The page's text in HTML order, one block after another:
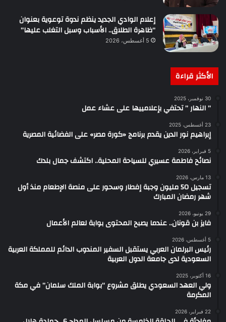
إعلام الوادي الجديد ينظم ندوة توعوية بعنوان
“ظاهرة الطلاق.. الأسباب وسبل التغلب عليها”
5 أغسطس، 2026
الأكثر قراءة
30 نوفمبر، 2025
” النهار ” تحتفي بإعلامييها على عشاء عمل
23 أغسطس، 2025
إبراهيم نور الدين يقدم برنامج «كورة مصر» على الفضائية المصرية
5 فبراير، 2026
نصائح فاطمة عسيري للسياحة المحلية.. اكتشف جمال بلدك
13 مارس، 2026
تسجيل 50 مليون وجبة إفطار وسحور على منصة الإطعام منذ أول
شهر رمضان المبارك
29 يونيو، 2026
فايز بن قونان.. عندما يصبح المحتوى بوابة لعالم الأعمال
5 أغسطس، 2026
رئيس البرلمان العربي يستقبل السفير المندوب الدائم للمملكة العربية
السعودية لدى جامعة الدول العربية
16 أكتوبر، 2025
ولي العهد السعودي يطلق مشروع “بوابة الملك سلمان” في مكة
المكرمة
22 فبراير، 2026